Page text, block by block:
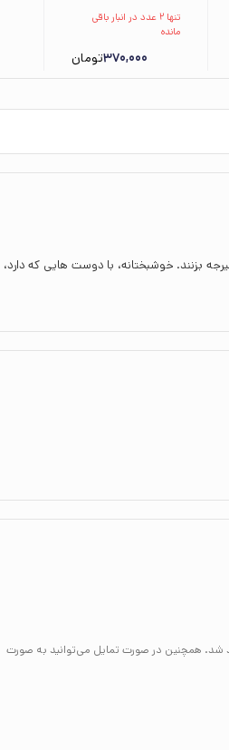
محسن سلیمانی نشر
تنها 2 عدد در انبار باقی
مانده
370,000تومان
بزنند. خوشبختانه، با دوست هایی که دارد،
شد. همچنین در صورت تمایل می‌توانید به صورت